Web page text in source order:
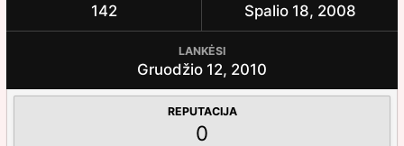
142 Spalio 18, 2008
LANKĖSI
Gruodžio 12, 2010
REPUTACIJA
0